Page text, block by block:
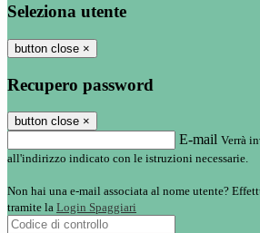
Seleziona utente
button close ×
Recupero password
button close ×
E-mail Verrà
all'indirizzo indicato con le istruzioni necessarie.
Non hai una e-mail associata al nome utente?
tramite la Login Spaggiari